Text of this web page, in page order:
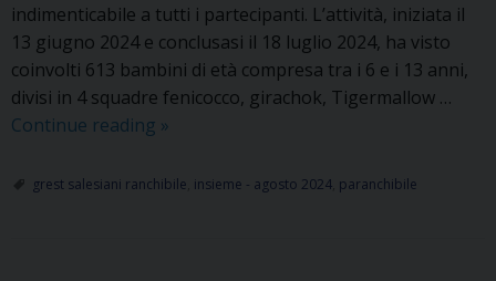
indimenticabile a tutti i partecipanti. L’attività, iniziata il
13 giugno 2024 e conclusasi il 18 luglio 2024, ha visto
coinvolti 613 bambini di età compresa tra i 6 e i 13 anni,
divisi in 4 squadre fenicocco, girachok, Tigermallow …
Continue reading Wonka,
il
»
grest salesiani ranchibile insieme - agosto 2024 paranchibile